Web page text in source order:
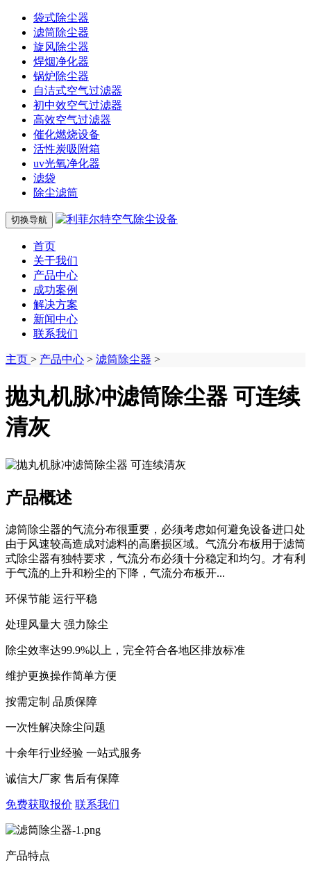
袋式除尘器
滤筒除尘器
旋风除尘器
焊烟净化器
锅炉除尘器
自洁式空气过滤器
初中效空气过滤器
高效空气过滤器
催化燃烧设备
活性炭吸附箱
uv光氧净化器
滤袋
除尘滤筒
切换导航
首页
关于我们
产品中心
成功案例
解决方案
新闻中心
联系我们
主页 > 产品中心 > 滤筒除尘器 >
抛丸机脉冲滤筒除尘器 可连续
清灰
产品概述
滤筒除尘器的气流分布很重要，必须考虑如何避免设备进口处
由于风速较高造成对滤料的高磨损区域。气流分布板用于滤筒
式除尘器有独特要求，气流分布必须十分稳定和均匀。才有利
于气流的上升和粉尘的下降，气流分布板开...
环保节能 运行平稳
处理风量大 强力除尘
除尘效率达99.9%以上，完全符合各地区排放标准
维护更换操作简单方便
按需定制 品质保障
一次性解决除尘问题
十余年行业经验 一站式服务
诚信大厂家 售后有保障
免费获取报价 联系我们
产品特点